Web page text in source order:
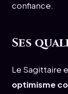
confiance.
Ses
Le Sagittaire
optimisme